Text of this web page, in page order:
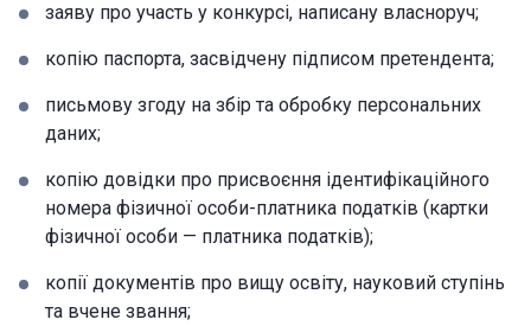
заяву про участь у конкурсі, написану власноруч;
копію паспорта, засвідчену підписом претендента;
письмову згоду на збір та обробку персональних
даних;
копію довідки про присвоєння ідентифікаційного
номера фізичної особи-платника податків (картки
фізичної особи — платника податків);
копії документів про вищу освіту, науковий ступінь
та вчене звання;